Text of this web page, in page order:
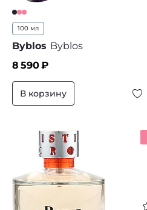
100 мл
Byblos Byblos
8 590₽
В корзину